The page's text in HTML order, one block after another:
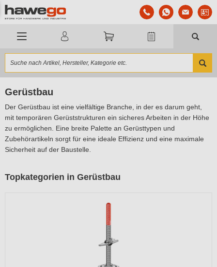
Gerüstbau
Der Gerüstbau ist eine vielfältige Branche, in der es darum geht,
mit temporären Gerüststrukturen ein sicheres Arbeiten in der Höhe
zu ermöglichen. Eine breite Palette an Gerüsttypen und
Zubehörartikeln sorgt für eine ideale Effizienz und eine maximale
Sicherheit auf der Baustelle.
Topkategorien in Gerüstbau